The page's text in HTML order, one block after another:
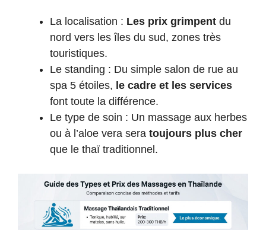
La localisation : Les prix grimpent du
nord vers les îles du sud, zones très
touristiques.
Le standing : Du simple salon de rue au
spa 5 étoiles, le cadre et les services
font toute la différence.
Le type de soin : Un massage aux herbes
ou à l’aloe vera sera toujours plus cher
que le thaï traditionnel.